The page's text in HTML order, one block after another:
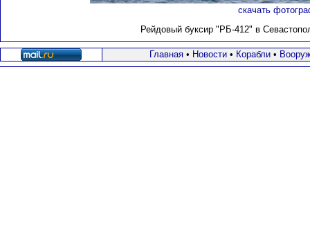
скачать
Рейдовый буксир "РБ-412" в
Главная• Новости• Корабли•